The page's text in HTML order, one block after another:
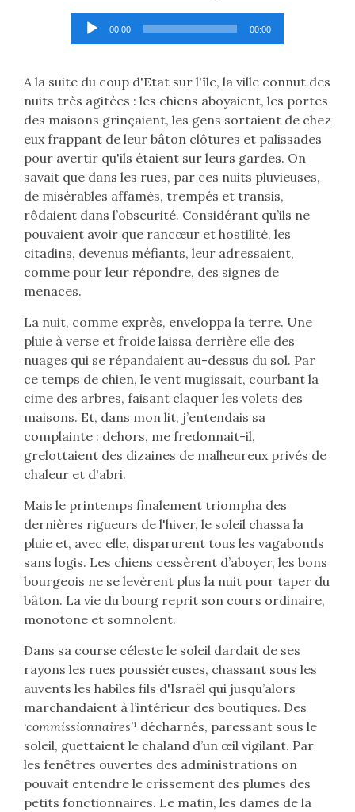
Lecteur00:00 00:00
A la suite du coup d'Etat sur l'île, la ville connut des
nuits très agitées : les chiens aboyaient, les portes
des maisons grinçaient, les gens sortaient de chez
eux frappant de leur bâton clôtures et palissades
pour avertir qu'ils étaient sur leurs gardes. On
savait que dans les rues, par ces nuits pluvieuses,
de misérables affamés, trempés et transis,
rôdaient dans l’obscurité. Considérant qu’ils ne
pouvaient avoir que rancœur et hostilité, les
citadins, devenus méfiants, leur adressaient,
comme pour leur répondre, des signes de
menaces.
La nuit, comme exprès, enveloppa la terre. Une
pluie à verse et froide laissa derrière elle des
nuages qui se répandaient au-dessus du sol. Par
ce temps de chien, le vent mugissait, courbant la
cime des arbres, faisant claquer les volets des
maisons. Et, dans mon lit, j’entendais sa
complainte : dehors, me fredonnait-il,
grelottaient des dizaines de malheureux privés de
chaleur et d'abri.
Mais le printemps finalement triompha des
dernières rigueurs de l'hiver, le soleil chassa la
pluie et, avec elle, disparurent tous les vagabonds
sans logis. Les chiens cessèrent d’aboyer, les bons
bourgeois ne se levèrent plus la nuit pour taper du
bâton. La vie du bourg reprit son cours ordinaire,
monotone et somnolent.
Dans sa course céleste le soleil dardait de ses
rayons les rues poussiéreuses, chassant sous les
auvents les habiles fils d'Israël qui jusqu’alors
marchandaient à l’intérieur des boutiques. Des
‘commissionnaires’¹ décharnés, paressant sous le
soleil, guettaient le chaland d’un œil vigilant. Par
les fenêtres ouvertes des administrations on
pouvait entendre le crissement des plumes des
petits fonctionnaires. Le matin, les dames de la